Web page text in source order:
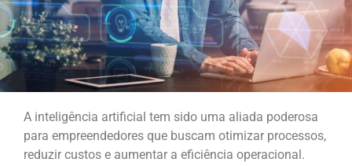
A inteligência artificial tem sido uma aliada poderosa
para empreendedores que buscam otimizar processos,
reduzir custos e aumentar a eficiência operacional.